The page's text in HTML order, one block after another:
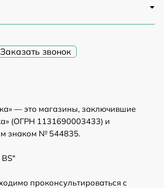
— это магазины, заключившие
(ОГРН 1131690003433) и
знаком № 544835.
проконсультироваться с
Заказать звонок